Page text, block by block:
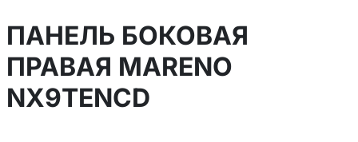
ПАНЕЛЬ БОКОВАЯ
ПРАВАЯ MARENO
NX9TENCD